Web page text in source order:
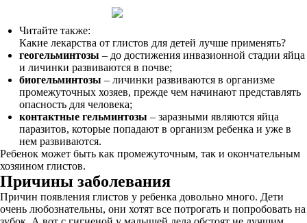
Читайте также:
Какие лекарства от глистов для детей лучше применять?
геогельминтозы – до достижения инвазионной стадии яйца
и личинки развиваются в почве;
биогельминтозы – личинки развиваются в организме
промежуточных хозяев, прежде чем начинают представлять
опасность для человека;
контактные гельминтозы – заразными являются яйца
паразитов, которые попадают в организм ребенка и уже в
нем развиваются.
Ребенок может быть как промежуточным, так и окончательным
хозяином глистов.
Причины заболевания
Причин появления глистов у ребенка довольно много. Дети
очень любознательны, они хотят все потрогать и попробовать на